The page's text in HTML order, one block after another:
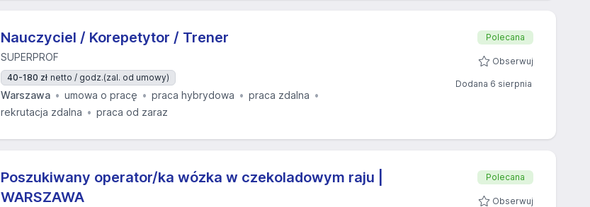
Nauczyciel / Korepetytor / Trener
SUPERPROF
40-180 zł netto / godz.(zal. od umowy)
Warszawa umowa o pracę praca hybrydowa
praca zdalna
rekrutacja zdalna
praca od zaraz
Polecana
Obserwuj
Dodana 6 sierpnia
Poszukiwany operator/ka wózka w czekoladowym raju |
WARSZAWA
Polecana
Obserwuj